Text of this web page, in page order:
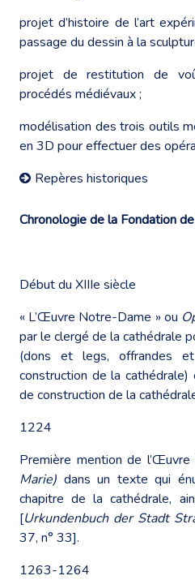
projet d’histoire de l’art
passage du dessin à la
projet de restitution de
procédés médiévaux ;
modélisation des trois outils
en 3D pour effectuer des
Repères historiques
Chronologie de la Fondation
Début du XIIIe siècle
« L’Œuvre Notre-Dame » ou
par le clergé de la cathédrale
(dons et legs, offrandes
construction de la cathédrale)
de construction de la
1224
Première mention de
Marie) dans un texte qui
chapitre de la cathédrale,
[Urkundenbuch der Stadt
37, n° 33].
1263-1264